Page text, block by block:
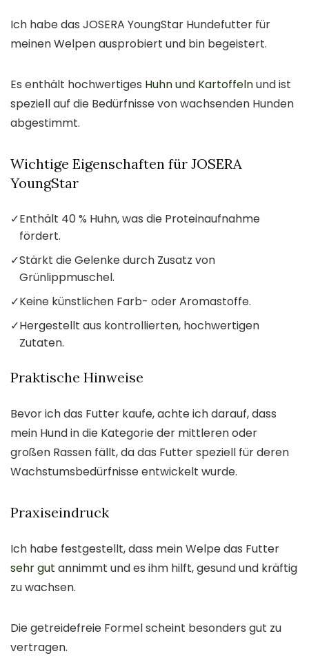
Ich habe das JOSERA YoungStar Hundefutter für
meinen Welpen ausprobiert und bin begeistert.
Es enthält hochwertiges Huhn und Kartoffelnund ist
speziell auf die Bedürfnisse von wachsenden Hunden
abgestimmt.
Wichtige Eigenschaften für JOSERA
YoungStar
✓Enthält 40 % Huhn, was die Proteinaufnahme
fördert.
✓Stärkt die Gelenke durch Zusatz von
Grünlippmuschel.
✓Keine künstlichen Farb- oder Aromastoffe.
✓Hergestellt aus kontrollierten, hochwertigen
Zutaten.
Praktische Hinweise
Bevor ich das Futter kaufe, achte ich darauf, dass
mein Hund in die Kategorie der mittleren oder
großen Rassen fällt, da das Futter speziell für deren
Wachstumsbedürfnisse entwickelt wurde.
Praxiseindruck
Ich habe festgestellt, dass mein Welpe das Futter
sehr gut annimmt und es ihm hilft, gesund und kräftig
zu wachsen.
Die getreidefreie Formel scheint besonders gut zu
vertragen.